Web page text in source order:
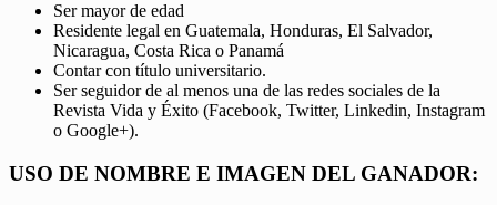
Ser mayor de edad
Residente legal en Guatemala, Honduras, El Salvador,
Nicaragua, Costa Rica o Panamá
Contar con título universitario.
Ser seguidor de al menos una de las redes sociales de la
Revista Vida y Éxito (Facebook, Twitter, Linkedin, Instagram
o Google+).
USO DE NOMBRE E IMAGEN DEL GANADOR: